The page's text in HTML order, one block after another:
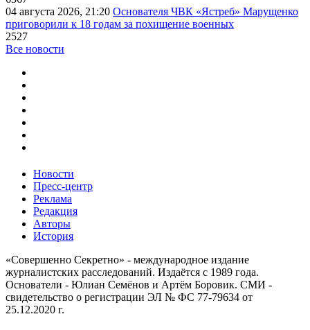
04 августа 2026, 21:20 Основателя ЧВК «Ястреб» Марущенко
приговорили к 18 годам за похищение военных
2527
Все новости
Новости
Пресс-центр
Реклама
Редакция
Авторы
История
«Совершенно Секретно» - международное издание
журналистских расследований. Издаётся с 1989 года.
Основатели - Юлиан Семёнов и Артём Боровик. CМИ -
свидетельство о регистрации ЭЛ № ФС 77-79634 от
25.12.2020 г.